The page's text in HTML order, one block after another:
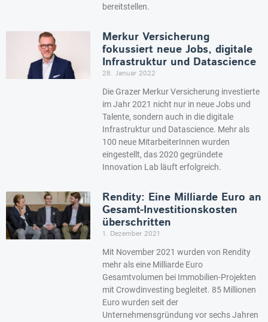
bereitstellen.
Merkur Versicherung
fokussiert neue Jobs, digitale
Infrastruktur und Datascience
28. Januar 2022
Die Grazer Merkur Versicherung investierte
im Jahr 2021 nicht nur in neue Jobs und
Talente, sondern auch in die digitale
Infrastruktur und Datascience. Mehr als
100 neue MitarbeiterInnen wurden
eingestellt, das 2020 gegründete
Innovation Lab läuft erfolgreich.
Rendity: Eine Milliarde Euro an
Gesamt-Investitionskosten
überschritten
1. Dezember 2021
Mit November 2021 wurden von Rendity
mehr als eine Milliarde Euro
Gesamtvolumen bei Immobilien-Projekten
mit Crowdinvesting begleitet. 85 Millionen
Euro wurden seit der
Unternehmensgründung vor sechs Jahren